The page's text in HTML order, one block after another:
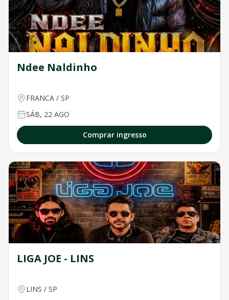
Ndee Naldinho
FRANCA / SP
SÁB, 22 AGO
Comprar ingresso
LIGA JOE - LINS
LINS / SP